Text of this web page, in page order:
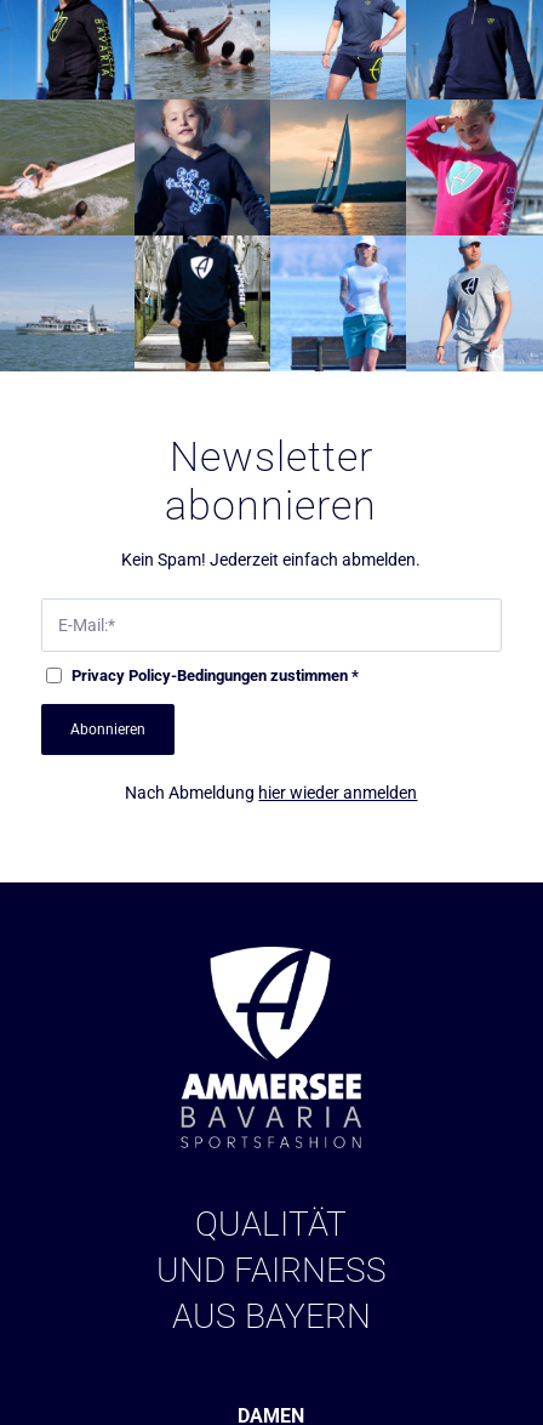
Newsletter
abonnieren
Kein Spam! Jederzeit einfach abmelden.
Privacy Policy-Bedingungen zustimmen *
Nach Abmeldung hier wieder anmelden
QUALITÄT
UND FAIRNESS
AUS BAYERN
DAMEN